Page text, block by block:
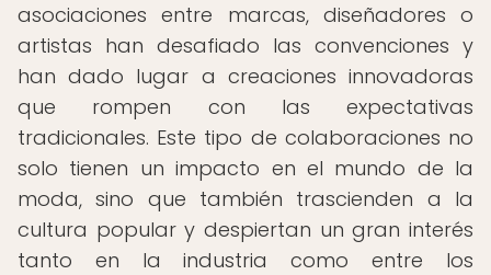
asociaciones entre marcas, diseñadores o
artistas han desafiado las convenciones y
han dado lugar a creaciones innovadoras
que rompen con las expectativas
tradicionales. Este tipo de colaboraciones no
solo tienen un impacto en el mundo de la
moda, sino que también trascienden a la
cultura popular y despiertan un gran interés
tanto en la industria como entre los